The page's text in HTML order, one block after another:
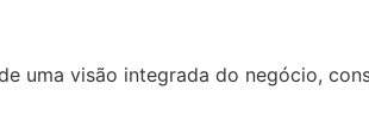
uma visão integrada do negócio,